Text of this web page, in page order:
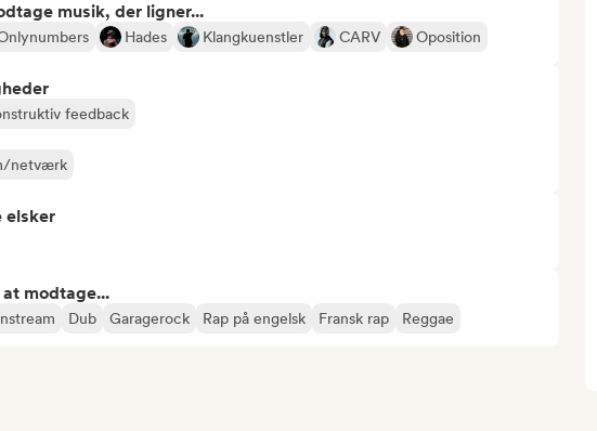
musik, der ligner...
Hades Klangkuenstler CARV Oposition
feedback
netværk
elsker
modtage...
Dub Garagerock Rap på engelsk Fransk rap Reggae